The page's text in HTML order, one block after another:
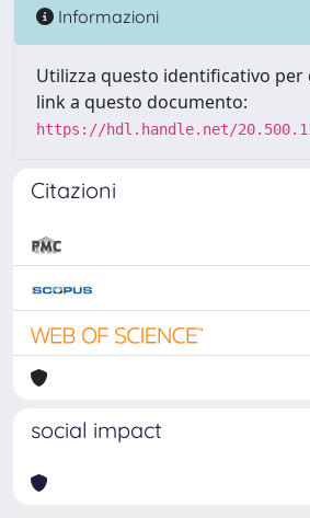
Informazioni
Utilizza questo identificativo per
link a questo documento:
https://hdl.handle.net/
Citazioni
social impact